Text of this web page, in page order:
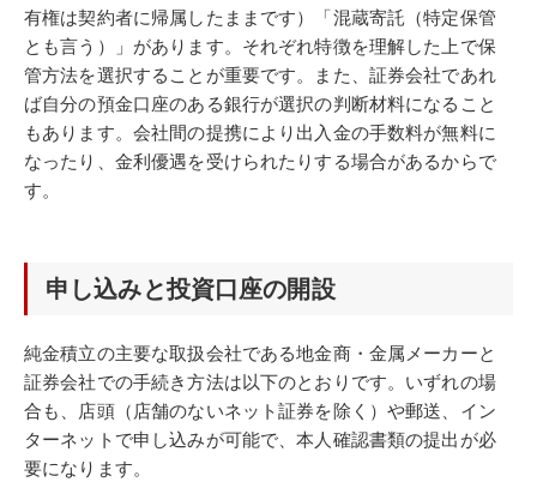
有権は契約者に帰属したままです）「混蔵寄託（特定保管
とも言う）」があります。それぞれ特徴を理解した上で保
管方法を選択することが重要です。また、証券会社であれ
ば自分の預金口座のある銀行が選択の判断材料になること
もあります。会社間の提携により出入金の手数料が無料に
なったり、金利優遇を受けられたりする場合があるからで
す。
申し込みと投資口座の開設
純金積立の主要な取扱会社である地金商・金属メーカーと
証券会社での手続き方法は以下のとおりです。いずれの場
合も、店頭（店舗のないネット証券を除く）や郵送、イン
ターネットで申し込みが可能で、本人確認書類の提出が必
要になります。